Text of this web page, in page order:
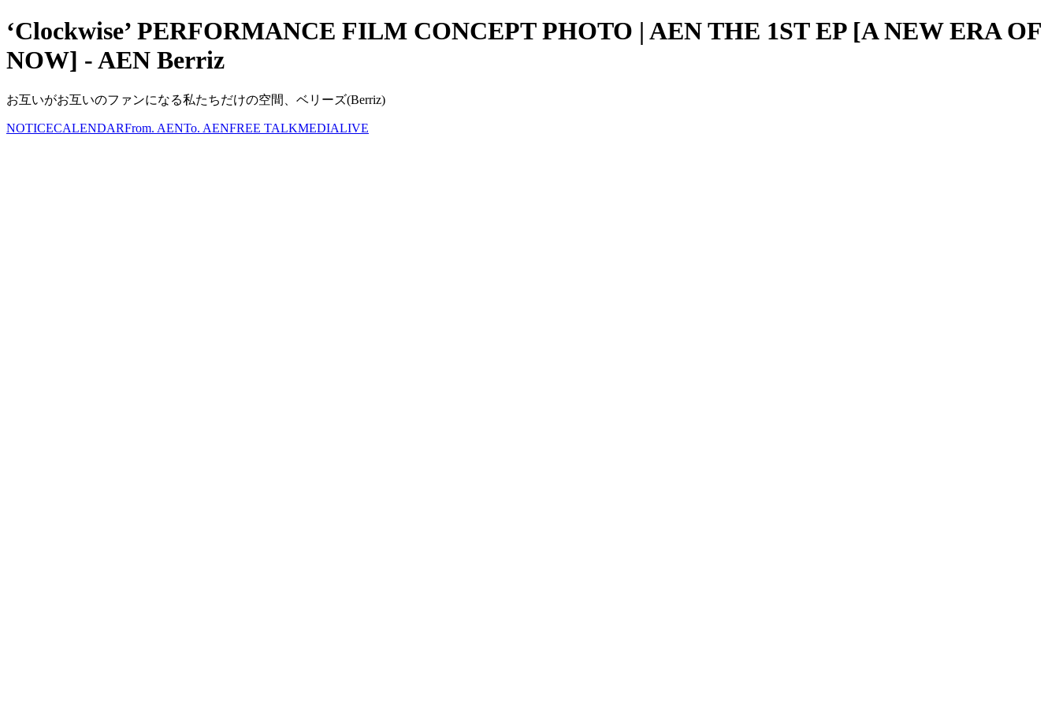
‘Clockwise’ PERFORMANCE FILM CONCEPT PHOTO | AEN THE 1ST EP [A NEW ERA OF
NOW] - AEN Berriz
お互いがお互いのファンになる私たちだけの空間、ベリーズ(Berriz)
NOTICECALENDARFrom. AENTo. AENFREE TALKMEDIALIVE